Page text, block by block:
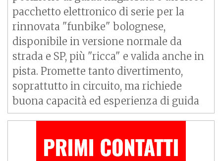
pacchetto elettronico di serie per la
rinnovata "funbike" bolognese,
disponibile in versione normale da
strada e SP, più "ricca" e valida anche in
pista. Promette tanto divertimento,
soprattutto in circuito, ma richiede
buona capacità ed esperienza di guida